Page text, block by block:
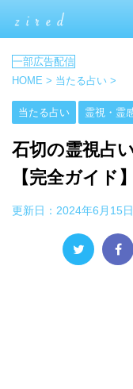
HOME > 当たる占い >
当たる占い 霊視・霊
石切の霊視占
【完全ガイド】
更新日： 2024年6月15日